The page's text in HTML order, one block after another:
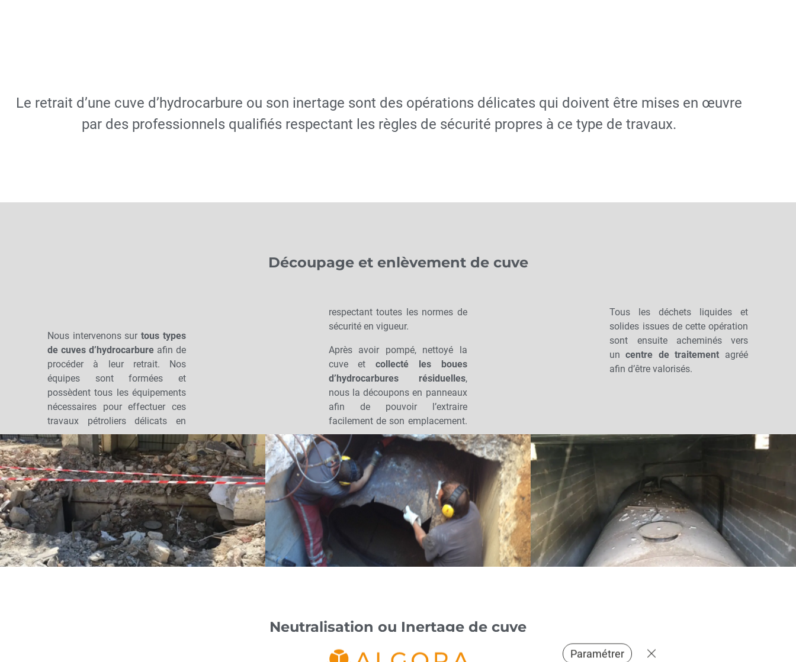
Paramétrer
inertage de cuves
Le retrait d’une cuve d’hydrocarbure ou son inertage sont des opérations délicates qui doivent être mises en œuvre
par des professionnels qualifiés respectant les règles de sécurité propres à ce type de travaux.
Découpage et enlèvement de cuve
Nous intervenons sur tous types
de cuves d’hydrocarbure afin de
procéder à leur retrait. Nos
équipes sont formées et
possèdent tous les équipements
nécessaires pour effectuer ces
travaux pétroliers délicats en
respectant toutes les normes de
sécurité en vigueur.
Après avoir pompé, nettoyé la
cuve et collecté les boues
d’hydrocarbures résiduelles,
nous la découpons en panneaux
afin de pouvoir l’extraire
facilement de son emplacement.
Tous les déchets liquides et
solides issues de cette opération
sont ensuite acheminés vers
uncentre de traitement agréé
afin d’être valorisés.
Neutralisation ou Inertage de cuve